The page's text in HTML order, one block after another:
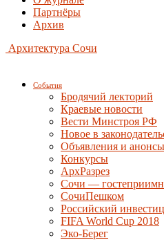
Партнёры
Архив
Архитектура Сочи
События
Бродячий лекторий
Краевые новости
Вести Минстроя РФ
Новое в
Объявления и анонсы
Конкурсы
АрхРазрез
Сочи —
СочиПешком
Российский
FIFA World Cup 2018
Эко-Берег